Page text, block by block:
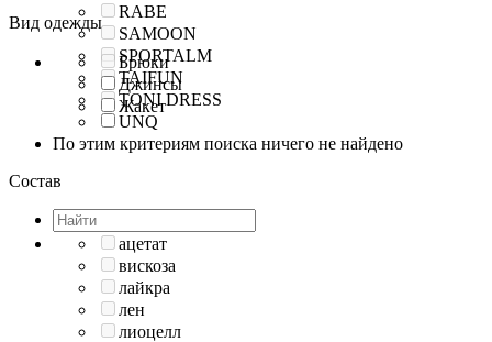
RABE
SAMOON
SPORTALM
TAIFUN
TONI DRESS
UNQ
Вид одежды
Брюки
Джинсы
Жакет
По этим критериям поиска ничего не найдено
Состав
ацетат
вискоза
лайкра
лен
лиоцелл